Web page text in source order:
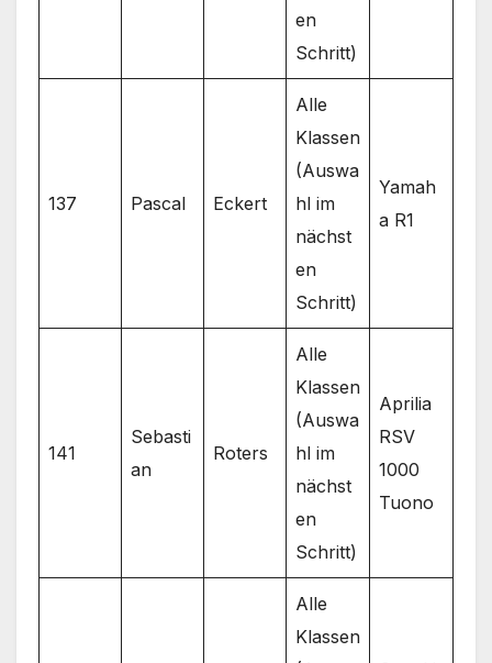
en
Schritt)
137 Pascal Eckert
Alle
Klassen
(Auswa
hl im
nächst
en
Schritt)
Yamah
a R1
141
Sebasti
an
Roters
Alle
Klassen
(Auswa
hl im
nächst
en
Schritt)
Aprilia
RSV
1000
Tuono
Alle
Klassen